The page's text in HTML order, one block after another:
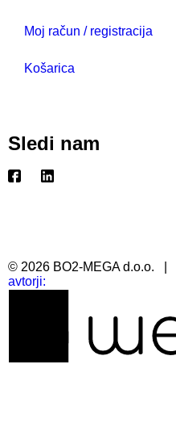
Moj račun / registracija
Košarica
Sledi nam
© 2026 BO2-MEGA d.o.o.
avtorji: